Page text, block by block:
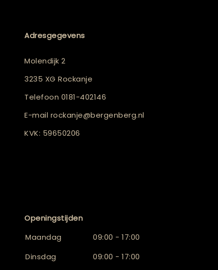
Adresgegevens
Molendijk 2
3235 XG Rockanje
Telefoon 0181-402146
E-mail rockanje@bergenberg.nl
KVK: 59650206
Openingstijden
Maandag
09:00 - 17:00
Dinsdag
09:00 - 17:00